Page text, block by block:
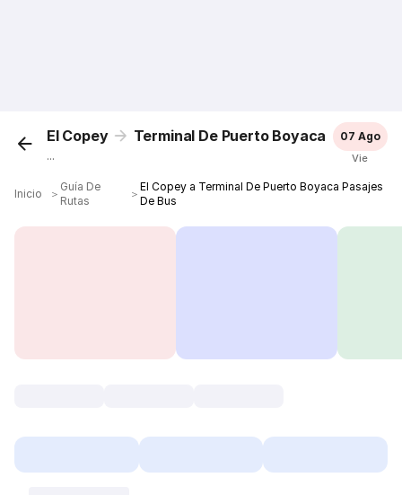
El Copey Terminal De Puerto Boyaca
...
07 Ago
Vie
Inicio ＞
Guía De
Rutas
＞
El Copey a Terminal De Puerto Boyaca Pasajes
De Bus